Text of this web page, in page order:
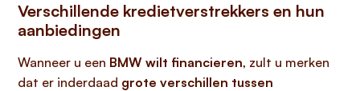
Verschillende kredietverstrekkers en hun
aanbiedingen
Wanneer u een BMW wilt financieren, zult u merken
dat er inderdaad grote verschillen tussen